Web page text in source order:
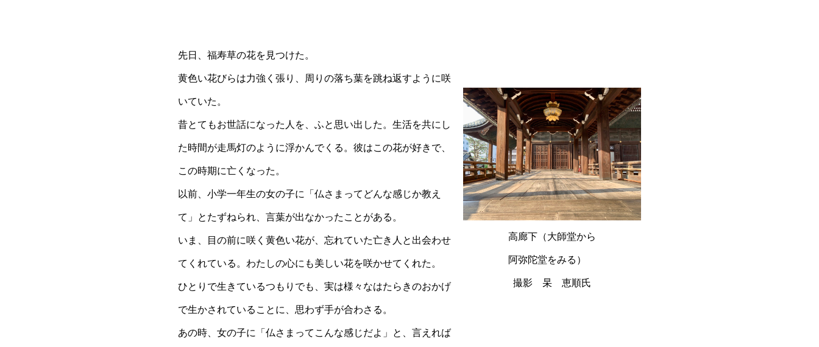
先日、福寿草の花を見つけた。
黄色い花びらは力強く張り、周りの落ち葉を跳ね返すように咲
いていた。
昔とてもお世話になった人を、ふと思い出した。生活を共にし
た時間が走馬灯のように浮かんでくる。彼はこの花が好きで、
この時期に亡くなった。
以前、小学一年生の女の子に「仏さまってどんな感じか教え
て」とたずねられ、言葉が出なかったことがある。
いま、目の前に咲く黄色い花が、忘れていた亡き人と出会わせ
てくれている。わたしの心にも美しい花を咲かせてくれた。
ひとりで生きているつもりでも、実は様々なはたらきのおかげ
で生かされていることに、思わず手が合わさる。
あの時、女の子に「仏さまってこんな感じだよ」と、言えれば
高廊下（大師堂から
阿弥陀堂をみる）
撮影 杲 恵順氏